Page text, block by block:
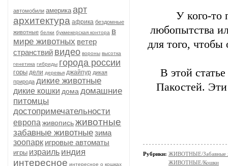
автомобили америка арт
архитектура африка бездомные
животные белки букмекерская контора в
мире животных ветер
странствий видео вороны высотка
генетика гибриды города россии
горы дели деревья джайпур дикая
природа дикие животные
дикие кошки дома домашние
питомцы
достопримечательности
европа живописьживотные
забавные животныезима
зоопарк игровые автоматы
игры израиль индия
интересное интересное о кошках
У кого-то
любопытства
для того, чтобы
В этой
Пакостей.
Рубрики: ЖИВОТНЫЕ/Забавные
ЖИВОТНЫЕ/Кошки